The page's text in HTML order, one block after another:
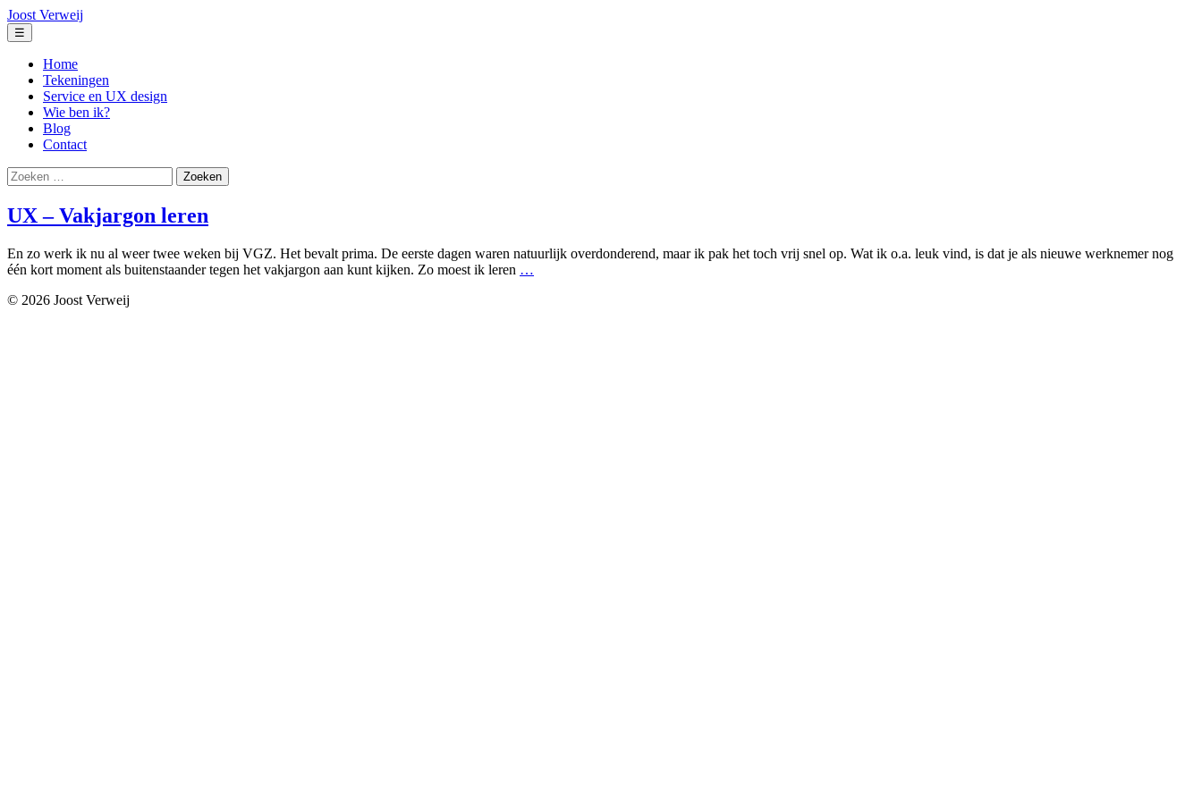
Ga
naar
de
inhoud
Joost Verweij
☰
Home
Tekeningen
Service en UX design
Wie ben ik?
Blog
Contact
Zoeken
naar:
UX – Vakjargon leren
En zo werk ik nu al weer twee weken bij VGZ. Het bevalt prima. De eerste dagen waren natuurlijk overdonderend, maar ik pak het toch vrij snel op. Wat ik o.a. leuk vind, is dat je als nieuwe werknemer nog
één kort moment als buitenstaander tegen het vakjargon aan kunt kijken. Zo moest ik leren …
© 2026 Joost Verweij